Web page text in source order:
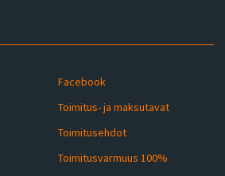
Facebook
Toimitus- ja maksutavat
Toimitusehdot
Toimitusvarmuus 100%